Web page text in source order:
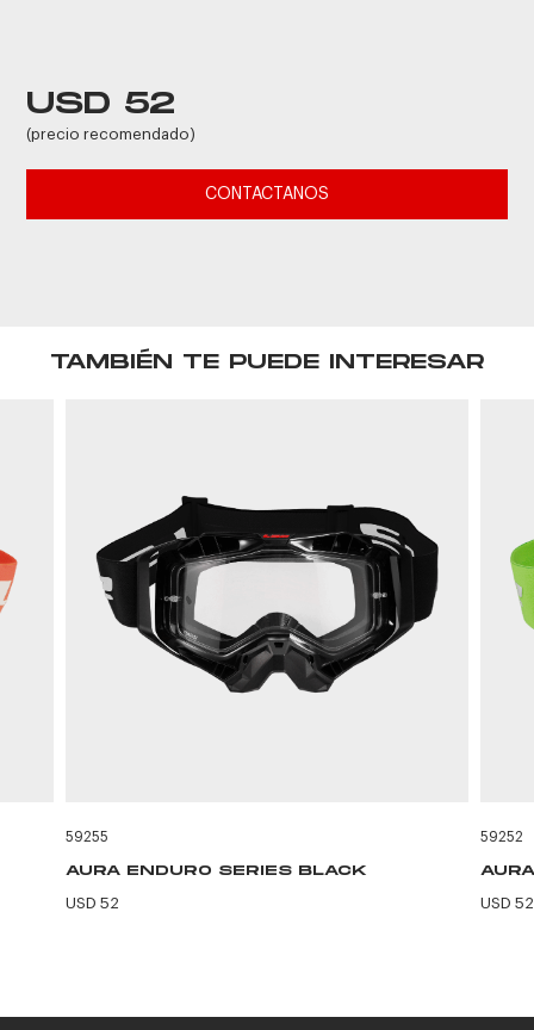
USD 52
(precio recomendado)
CONTACTANOS
TAMBIÉN TE PUEDE INTERESAR
59255
AURA ENDURO SERIES BLACK
USD 52
59252
USD 52